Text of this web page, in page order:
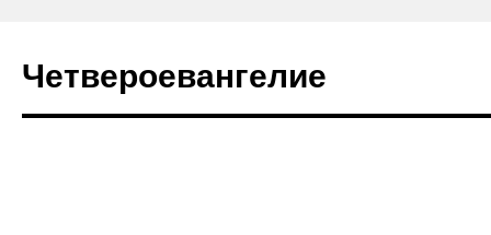
Четвероевангелие